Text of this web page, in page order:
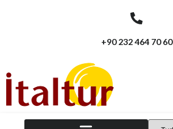
+90 232 464 70 60